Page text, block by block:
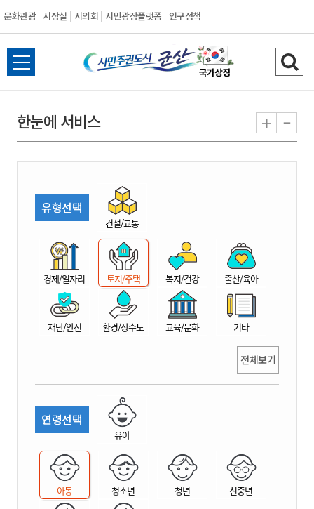
문화관광 시장실 시의회 시민광장플랫폼 인구정책
시
민
권
시
산
전
체
뉴
열
검
색
기
한눈에 서비스 + -
유형선택
건설/교통
경제/일자리 토지/주택 복지/건강 출산/육아
재난/안전 환경/상수도 교육/문화 기타
전체보기
연령선택
유아
아동 청소년 청년 신중년